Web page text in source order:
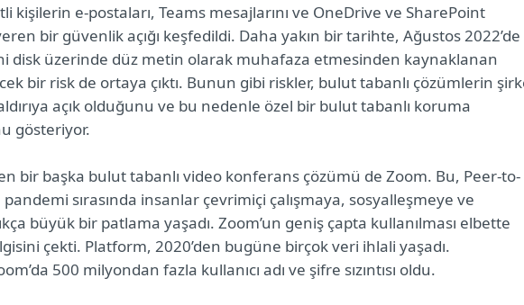
kişilerin e-postaları, Teams mesajlarını ve OneDrive ve SharePoint
bir güvenlik açığı keşfedildi. Daha yakın bir tarihte, Ağustos 2022’de
disk üzerinde düz metin olarak muhafaza etmesinden kaynaklanan
bir risk de ortaya çıktı. Bunun gibi riskler, bulut tabanlı çözümlerin
açık olduğunu ve bu nedenle özel bir bulut tabanlı koruma
gösteriyor.
bir başka bulut tabanlı video konferans çözümü de Zoom. Bu, Peer-to-
pandemi sırasında insanlar çevrimiçi çalışmaya, sosyalleşmeye ve
büyük bir patlama yaşadı. Zoom’un geniş çapta kullanılması elbette
çekti. Platform, 2020’den bugüne birçok veri ihlali yaşadı.
500 milyondan fazla kullanıcı adı ve şifre sızıntısı oldu.